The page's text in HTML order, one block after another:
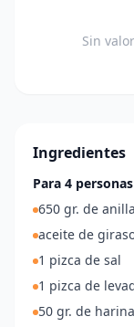
Sin
Ingredientes
Para 4 personas
650 gr. de
aceite de
1 pizca de sal
1 pizca de
50 gr. de harina